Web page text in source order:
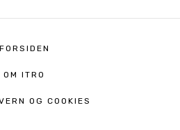
FORSIDEN
OM ITRO
OG COOKIES